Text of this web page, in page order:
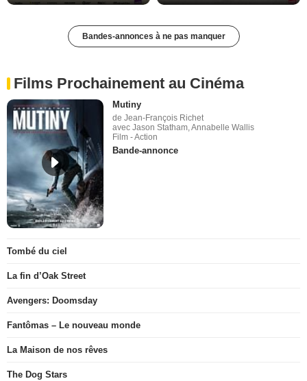
Bandes-annonces à ne pas manquer
Films Prochainement au Cinéma
Mutiny
de Jean-François Richet
avec Jason Statham, Annabelle Wallis
Film - Action
Bande-annonce
Tombé du ciel
La fin d’Oak Street
Avengers: Doomsday
Fantômas – Le nouveau monde
La Maison de nos rêves
The Dog Stars